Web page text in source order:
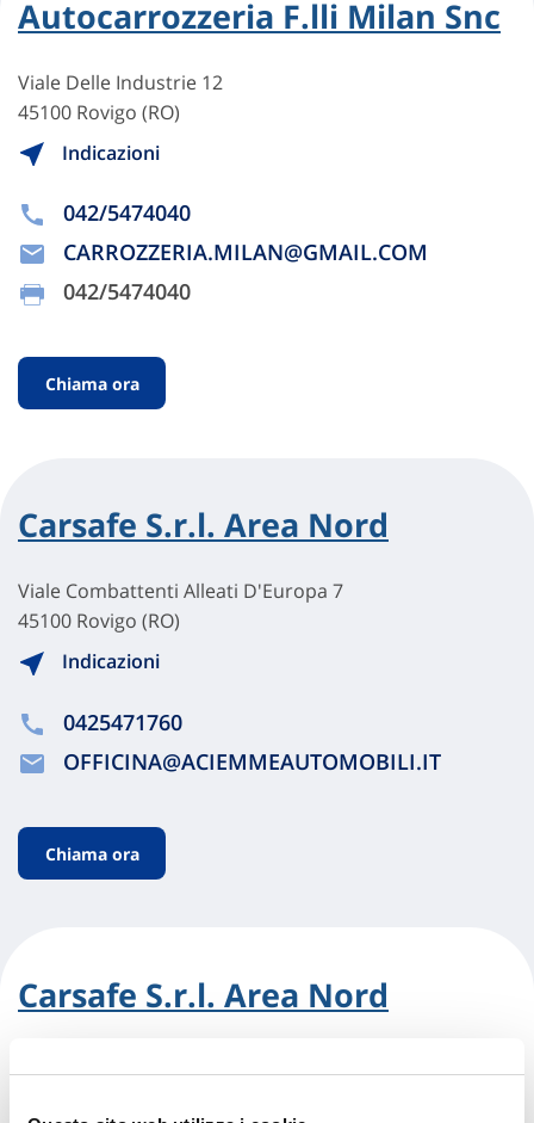
Autocarrozzeria F.lli Milan Snc
Viale Delle Industrie 12
45100 Rovigo (RO)
Indicazioni
042/5474040
CARROZZERIA.MILAN@GMAIL.COM
042/5474040
Chiama ora
Carsafe S.r.l. Area Nord
Viale Combattenti Alleati D'Europa 7
45100 Rovigo (RO)
Indicazioni
0425471760
OFFICINA@ACIEMMEAUTOMOBILI.IT
Chiama ora
Carsafe S.r.l. Area Nord